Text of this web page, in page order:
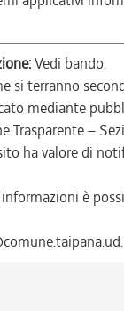
Vedi bando.
si terranno
mediante
Trasparente –
ha valore di
è